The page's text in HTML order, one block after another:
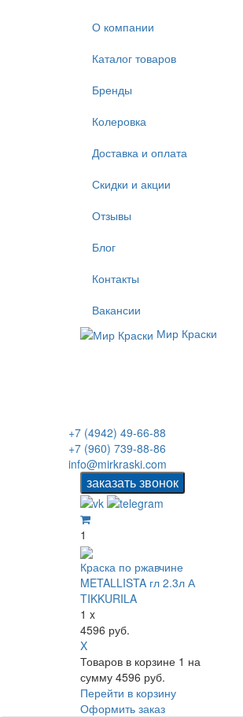
О компании
Каталог товаров
Бренды
Колеровка
Доставка и оплата
Скидки и акции
Отзывы
Блог
Контакты
Вакансии
Мир Краски
+7 (4942) 49-66-88
+7 (960) 739-88-86
info@mirkraski.com
1
Краска по ржавчине
METALLISTA гл 2.3л А
TIKKURILA
1 x
4596 руб.
X
Товаров в корзине 1 на
сумму 4596 руб.
Перейти в корзину
Оформить заказ